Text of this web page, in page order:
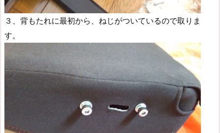
３、背もたれに最初から、ねじがついているので取りま
す。